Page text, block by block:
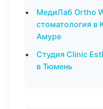
МедиЛаб Ortho
стоматология в
Амуре
Студия Clinic
в Тюмень